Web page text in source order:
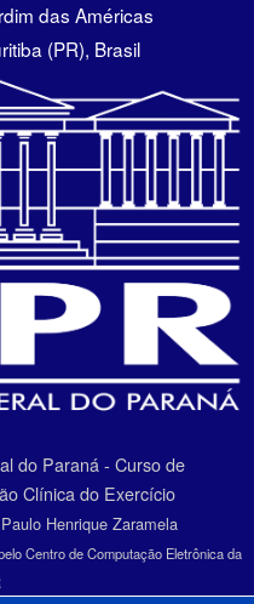
das Américas
(PR), Brasil
do Paraná - Curso de
Clínica do Exercício
Henrique Zaramela
Centro de Computação Eletrônica da